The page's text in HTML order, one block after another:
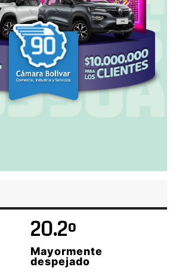
20.2º
Mayormente
despejado